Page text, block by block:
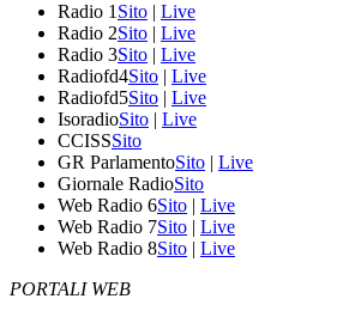
Radio 1 Sito | Live
Radio 2Sito | Live
Radio 3Sito | Live
Radiofd4Sito | Live
Radiofd5Sito | Live
IsoradioSito | Live
CCISSSito
GR ParlamentoSito | Live
Giornale RadioSito
Web Radio 6Sito | Live
Web Radio 7Sito | Live
Web Radio 8Sito | Live
PORTALI WEB